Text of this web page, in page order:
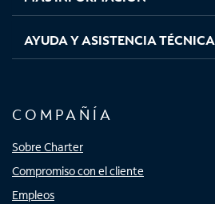
AYUDA Y ASISTENCIA TÉCNICA
COMPAÑÍA
Sobre Charter
Compromiso con el cliente
Empleos